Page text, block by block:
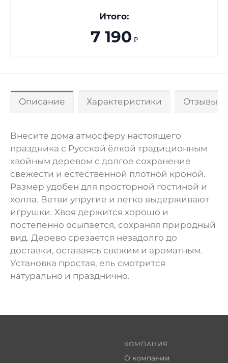
Итого:
7 190 ₽
Описание Характеристики Отзывы 0
Внесите дома атмосферу настоящего
праздника с Русской ёлкой традиционным
хвойным деревом с долгое сохранение
свежести и естественной плотной кроной.
Размер удобен для просторной гостиной и
холла. Ветви упругие и легко выдерживают
игрушки. Хвоя держится хорошо и
постепенно осыпается, сохраняя природный
вид. Дерево срезается незадолго до
доставки, оставаясь свежим и ароматным.
Установка простая, ель смотрится
натурально и празднично.
КОМПАНИЯ
О компании